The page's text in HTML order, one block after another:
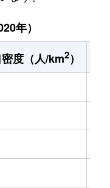
年）
度（人/km2）